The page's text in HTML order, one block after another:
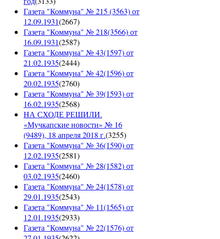
Газета "Коммуна" № 215 (3563) от
12.09.1931(2667)
Газета "Коммуна" № 218(3566) от
16.09.1931(2587)
Газета "Коммуна" № 43(1597) от
21.02.1935(2444)
Газета "Коммуна" № 42(1596) от
20.02.1935(2760)
Газета "Коммуна" № 39(1593) от
16.02.1935(2568)
НА СХОДЕ РЕШИЛИ.
«Мучкапские новости» № 16
(9489), 18 апреля 2018 г.(3255)
Газета "Коммуна" № 36(1590) от
12.02.1935(2581)
Газета "Коммуна" № 28(1582) от
03.02.1935(2460)
Газета "Коммуна" № 24(1578) от
29.01.1935(2543)
Газета "Коммуна" № 11(1565) от
12.01.1935(2933)
Газета "Коммуна" № 22(1576) от